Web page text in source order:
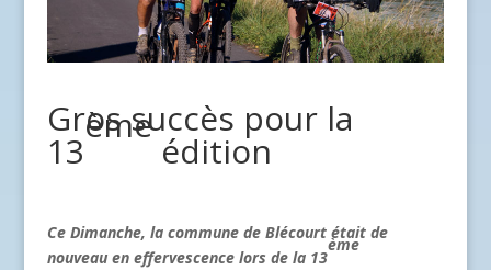
Gros succès pour la
13
ème
édition
Ce Dimanche, la commune de Blécourt était de
nouveau en effervescence lors de la 13
ème